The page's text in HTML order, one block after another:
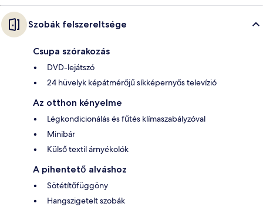
Szobák felszereltsége
Csupa szórakozás
DVD-lejátszó
24 hüvelyk képátmérőjű síkképernyős televízió
Az otthon kényelme
Légkondicionálás és fűtés klímaszabályzóval
Minibár
Külső textil árnyékolók
A pihentető alváshoz
Sötétítőfüggöny
Hangszigetelt szobák